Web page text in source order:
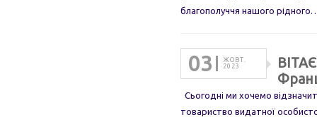
благополуччя нашого
03
ЖОВТ.
2023
Сьогодні ми хочемо
товариство видатної